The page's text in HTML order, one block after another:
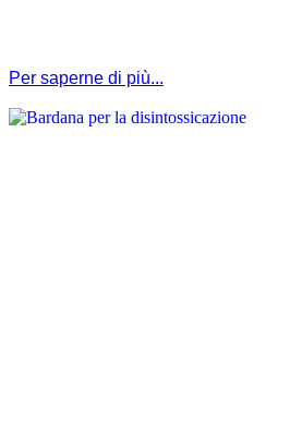
Per saperne di più...